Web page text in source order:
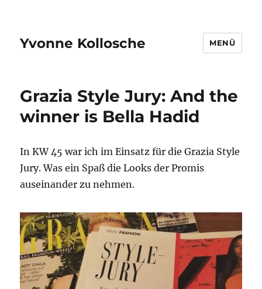
Yvonne Kollosche MENÜ
Grazia Style Jury: And the
winner is Bella Hadid
In KW 45 war ich im Einsatz für die Grazia Style
Jury. Was ein Spaß die Looks der Promis
auseinander zu nehmen.